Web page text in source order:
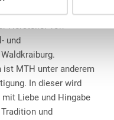
über 50-jährigen
Hersteller von
und
ist MTH unter anderem
In dieser wird
Liebe und Hingabe
und